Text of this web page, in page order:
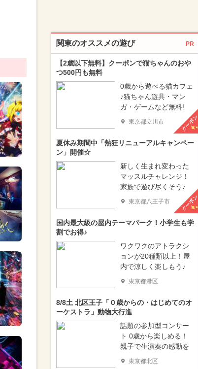
関東のオススメの遊び PR
【2歳以下無料】クーポンで猫ちゃんのおや
つ500円も無料
0歳から遊べる猫カフェ
♪猫ちゃん遊具・マン
ガ・ゲームなど無料!
東京都立川市 クーポン
夏休み期間中「熱狂リニューアルキャンペー
ン」開催☆
新しく生まれ変わった
マッスルチャレンジ！
家族で遊び尽くそう♪
東京都八王子市 クーポン
国内最大級の屋内テーマパーク！小学生も学
割でお得♪
ワクワクのアトラクシ
ョンが20種類以上！屋
内で涼しく楽しもう♪
東京都港区
8/8土 北区王子「０歳からの・はじめてのオ
ーケストラ」動物大行進
話題の参加型コンサー
ト 0歳から楽しめる！
親子で生演奏の感動を
東京都北区